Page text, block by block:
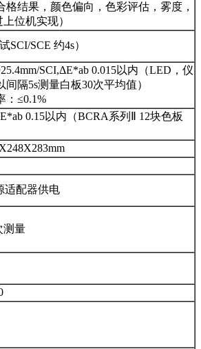
格结果，颜色偏向，色彩评估，雾度，
位机实现）
SCI/SCE 约4s）
SCI,ΔE*ab 0.015以内（LED，仪
隔5s测量白板30次平均值）
：≤0.1%
0.15以内（BCRA系列Ⅱ 12块色板
适配器供电
测量